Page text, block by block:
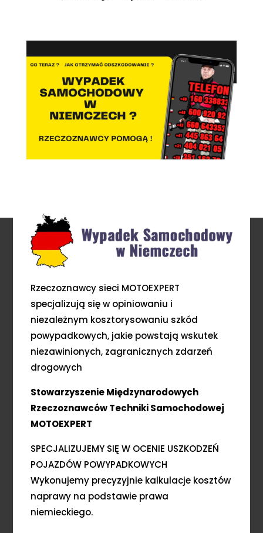
Rzeczoznawcy sieci MOTOEXPERT
specjalizują się w opiniowaniu i
niezależnym kosztorysowaniu szkód
powypadkowych, jakie powstają wskutek
niezawinionych, zagranicznych zdarzeń
drogowych
Stowarzyszenie Międzynarodowych
Rzeczoznawców Techniki Samochodowej
MOTOEXPERT
SPECJALIZUJEMY SIĘ W OCENIE USZKODZEŃ
POJAZDÓW POWYPADKOWYCH
Wykonujemy precyzyjnie kalkulacje kosztów
naprawy na podstawie prawa
niemieckiego.